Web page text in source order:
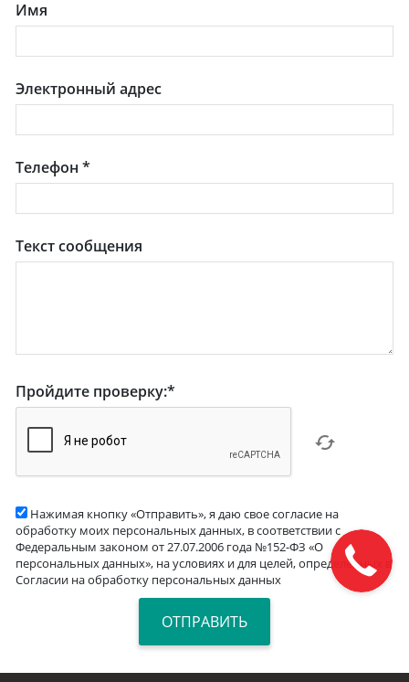
Имя
Электронный адрес
Телефон*
Текст сообщения
Пройдите проверку:*
Нажимая кнопку «Отправить», я даю свое согласие на
обработку моих персональных данных, в соответствии с
Федеральным законом от 27.07.2006 года №152-ФЗ «О
персональных данных», на условиях и для целей, определенных в
Согласии на обработку персональных данных